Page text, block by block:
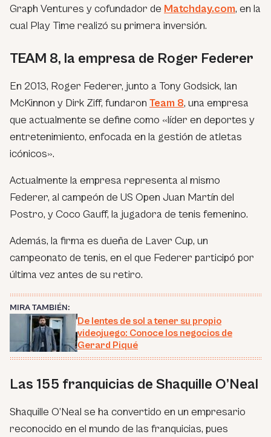
Graph Ventures y cofundador de Matchday.com, en la
cual Play Time realizó su primera inversión.
TEAM 8, la empresa de Roger Federer
En 2013, Roger Federer, junto a Tony Godsick, Ian
McKinnon y Dirk Ziff, fundaron Team 8, una empresa
que actualmente se define como «líder en deportes y
entretenimiento, enfocada en la gestión de atletas
icónicos».
Actualmente la empresa representa al mismo
Federer, al campeón de US Open Juan Martín del
Postro, y Coco Gauff, la jugadora de tenis femenino.
Además, la firma es dueña de Laver Cup, un
campeonato de tenis, en el que Federer participó por
última vez antes de su retiro.
MIRA TAMBIÉN:
De lentes de sol a tener su propio
videojuego: Conoce los negocios de
Gerard Piqué
Las 155 franquicias de Shaquille O’Neal
Shaquille O’Neal se ha convertido en un empresario
reconocido en el mundo de las franquicias, pues